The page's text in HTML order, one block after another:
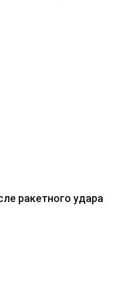
ракетного удара